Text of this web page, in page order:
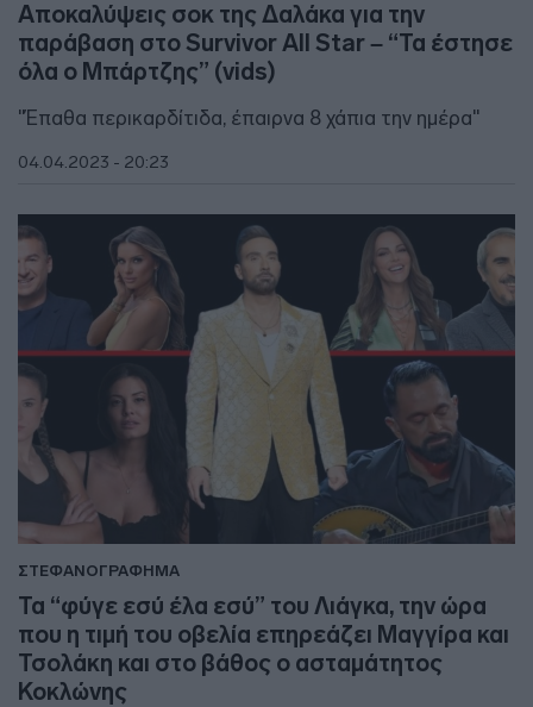
Αποκαλύψεις σοκ της Δαλάκα για την
παράβαση στο Survivor All Star – “Τα έστησε
όλα ο Μπάρτζης” (vids)
"Έπαθα περικαρδίτιδα, έπαιρνα 8 χάπια την ημέρα"
04.04.2023 - 20:23
ΣΤΕΦΑΝΟΓΡΑΦΗΜΑ
Τα “φύγε εσύ έλα εσύ” του Λιάγκα, την ώρα
που η τιμή του οβελία επηρεάζει Μαγγίρα και
Τσολάκη και στο βάθος ο ασταμάτητος
Κοκλώνης